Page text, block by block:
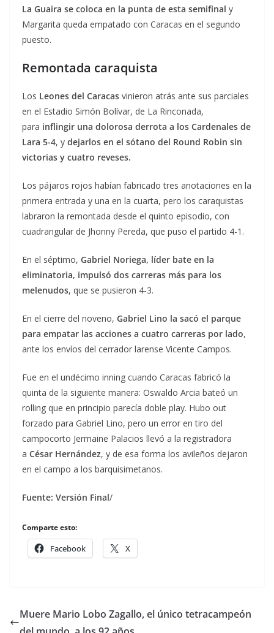
La Guaira se coloca en la punta de esta semifinal y
Margarita queda empatado con Caracas en el segundo
puesto.
Remontada caraquista
Los Leones del Caracas vinieron atrás ante sus parciales
en el Estadio Simón Bolívar, de La Rinconada,
para inflingir una dolorosa derrota a los Cardenales de
Lara 5-4, y dejarlos en el sótano del Round Robin sin
victorias y cuatro reveses.
Los pájaros rojos habían fabricado tres anotaciones en la
primera entrada y una en la cuarta, pero los caraquistas
labraron la remontada desde el quinto episodio, con
cuadrangular de Jhonny Pereda, que puso el partido 4-1.
En el séptimo, Gabriel Noriega, líder bate en la
eliminatoria, impulsó dos carreras más para los
melenudos, que se pusieron 4-3.
En el cierre del noveno, Gabriel Lino la sacó el parque
para empatar las acciones a cuatro carreras por lado,
ante los envíos del cerrador larense Vicente Campos.
Fue en el undécimo inning cuando Caracas fabricó la
quinta de la siguiente manera: Oswaldo Arcia bateó un
rolling que en principio parecía doble play. Hubo out
forzado para Gabriel Lino, pero un error en tiro del
campocorto Jermaine Palacios llevó a la registradora
a César Hernández, y de esa forma los avileños dejaron
en el campo a los barquisimetanos.
Fuente: Versión Final/
Comparte esto:
Facebook X
Muere Mario Lobo Zagallo, el único tetracampeón